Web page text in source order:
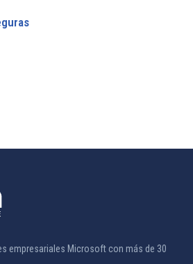
empresariales Microsoft con más de 30